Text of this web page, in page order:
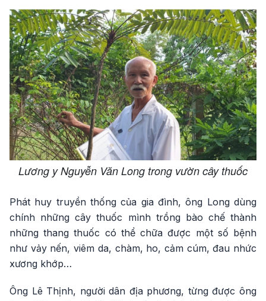
Lương y Nguyễn Văn Long trong vườn cây thuốc
Phát huy truyền thống của gia đình, ông Long dùng
chính những cây thuốc mình trồng bào chế thành
những thang thuốc có thể chữa được một số bệnh
như vảy nến, viêm da, chàm, ho, cảm cúm, đau nhức
xương khớp…
Ông Lê Thịnh, người dân địa phương, từng được ông